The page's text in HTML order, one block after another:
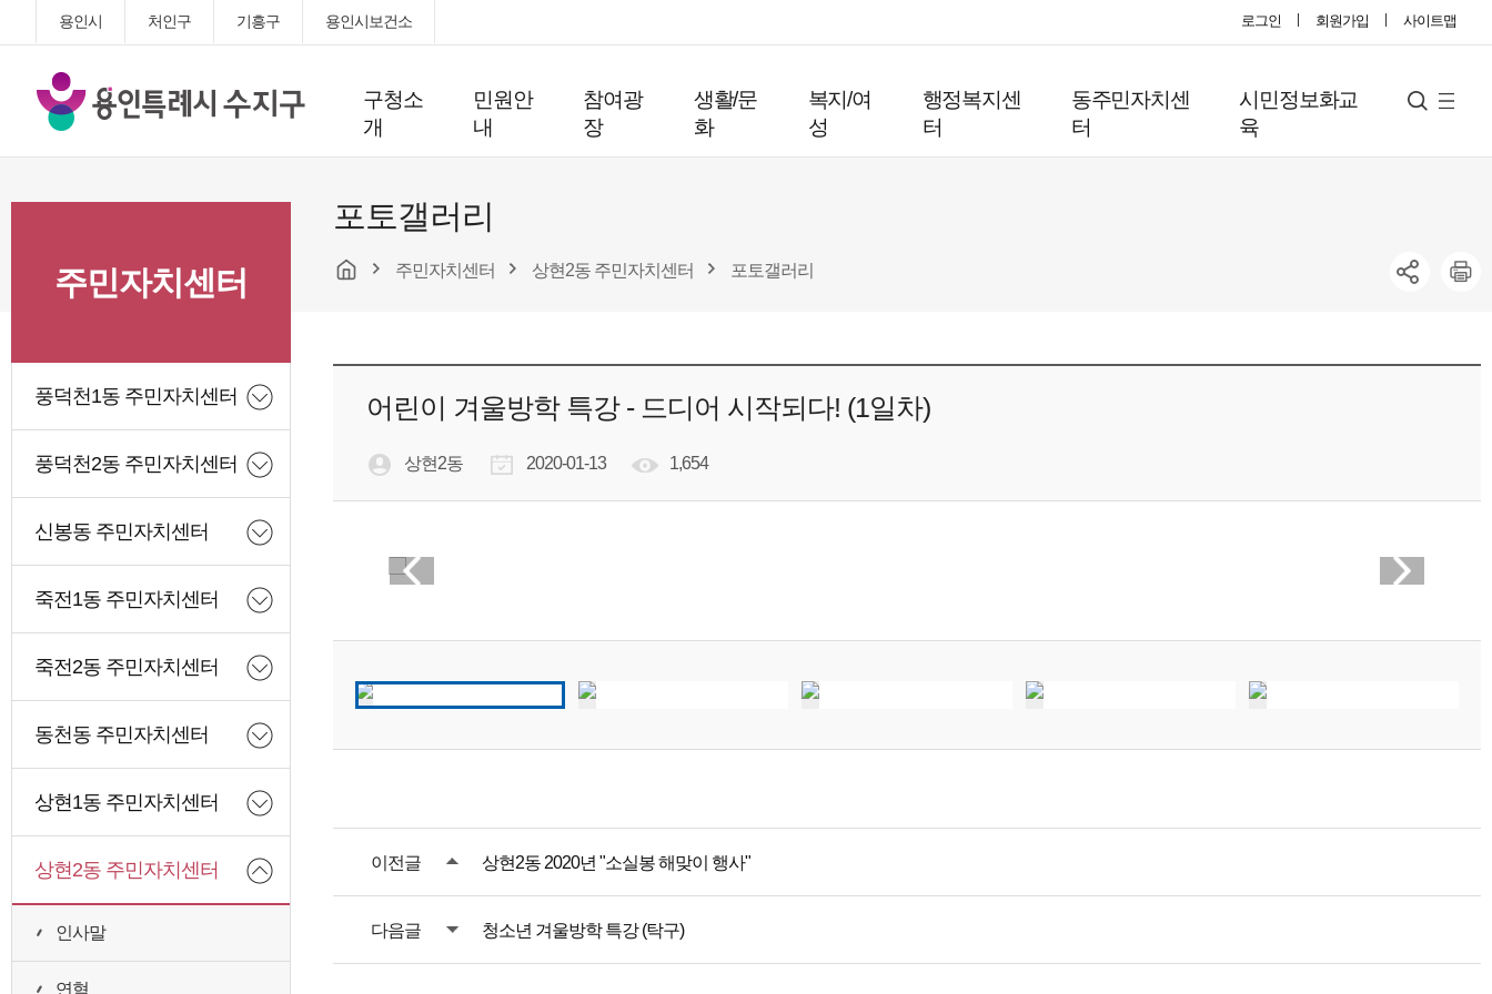
용인시 처인구 기흥구 용인시보건소 로그인 회원가입 사이트맵
용
인
특
시
구
구청소
개
민원안
내
참여광
장
생활/문
화
복지/여
성
행정복지센
터
동주민자치센
터
시민정보화교
육
검
사
트
주민자치센터
풍덕천1동 주민자치센터
풍덕천2동 주민자치센터
신봉동 주민자치센터
죽전1동 주민자치센터
죽전2동 주민자치센터
동천동 주민자치센터
상현1동 주민자치센터
상현2동 주민자치센터
인사말
연혁
포토갤러리
주민자치센터 상현2동 주민자치센터 포토갤러리
어린이 겨울방학 특강 - 드디어 시작되다! (1일차)
상현2동 2020-01-13 1,654
이전글 상현2동 2020년 "소실봉 해맞이 행사"
다음글 청소년 겨울방학 특강 (탁구)